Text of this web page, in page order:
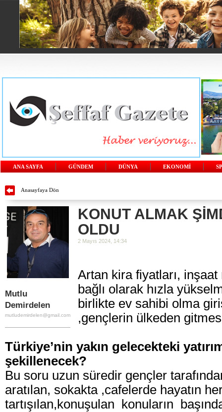
ANA SAYFA GÜNDEM DÜNYA EKONOMİ
Anasayfaya Dön
Mutlu
Demirdelen
mutludemirdelen@gmail.com
KONUT ALMAK
OLDU
2 Mayıs 2024, 14:34
Artan kira fiyatları, inşaat
bağlı olarak hızla
birlikte ev sahibi olma
,gençlerin ülkeden
Türkiye’nin yakın gelecekteki
şekillenecek?
Bu soru uzun süredir gençler
aratılan, sokakta ,cafelerde hayatın
tartışılan,konuşulan konuların